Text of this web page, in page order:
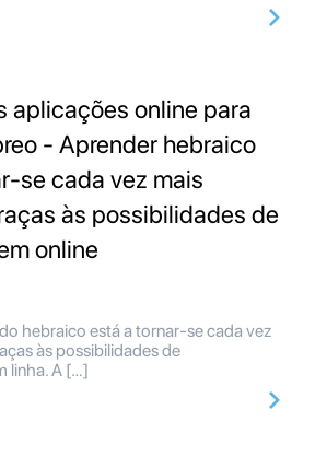
aplicações online para
- Aprender hebraico
se cada vez mais
às possibilidades de
online
hebraico está a tornar-se cada vez
às possibilidades de
linha. A […]